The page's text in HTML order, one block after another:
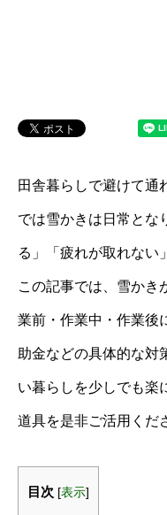
田舎暮らしで避けて通
では雪かきは日常とな
る」「疲れが取れない
この記事では、雪かき
業前・作業中・作業後
助金などの具体的な対
い暮らしを少しでも楽
道具を是非ご活用くだ
目次 [表示]